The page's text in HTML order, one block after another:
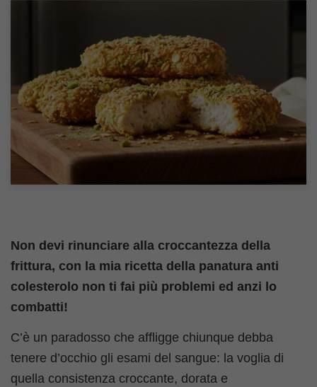
Non devi rinunciare alla croccantezza della
frittura, con la mia ricetta della panatura anti
colesterolo non ti fai più problemi ed anzi lo
combatti!
C’è un paradosso che affligge chiunque debba
tenere d’occhio gli esami del sangue: la voglia di
quella consistenza croccante, dorata e